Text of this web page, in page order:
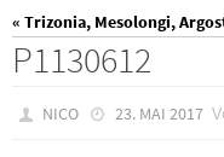
« Trizonia, Mesolongi,
P1130612
NICO 23. MAI 2017